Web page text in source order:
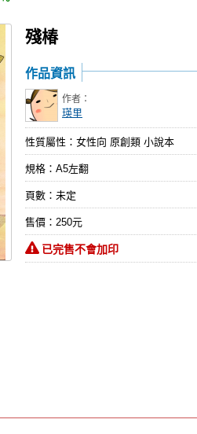
殘椿
作品資訊
作者：
瑛里
性質屬性：女性向 原創類 小說本
規格：A5左翻
頁數：未定
售價：250元
已完售不會加印